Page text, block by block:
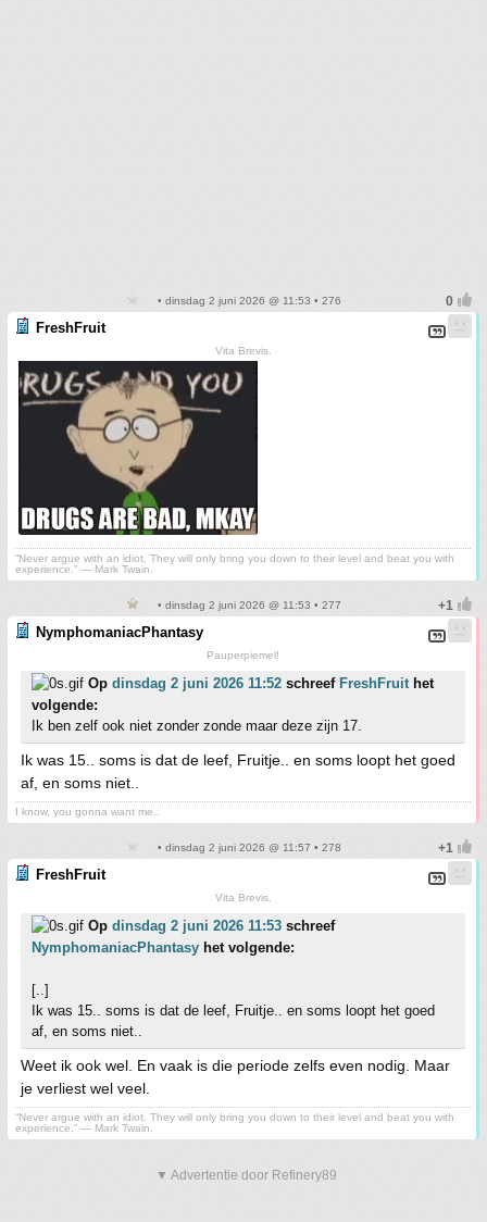
• dinsdag 2 juni 2026 @ 11:53 • 276
FreshFruit
Vita Brevis.
“Never argue with an idiot. They will only bring you down to their level and beat you with
experience.” ― Mark Twain.
• dinsdag 2 juni 2026 @ 11:53 • 277
NymphomaniacPhantasy
Pauperpiemel!
Op dinsdag 2 juni 2026 11:52 schreef FreshFruithet
volgende:
Ik ben zelf ook niet zonder zonde maar deze zijn 17.
Ik was 15.. soms is dat de leef, Fruitje.. en soms loopt het goed
af, en soms niet..
I know, you gonna want me..
• dinsdag 2 juni 2026 @ 11:57 • 278
FreshFruit
Vita Brevis.
Op dinsdag 2 juni 2026 11:53 schreef
NymphomaniacPhantasy het volgende:
[..]
Ik was 15.. soms is dat de leef, Fruitje.. en soms loopt het goed
af, en soms niet..
Weet ik ook wel. En vaak is die periode zelfs even nodig. Maar
je verliest wel veel.
“Never argue with an idiot. They will only bring you down to their level and beat you with
experience.” ― Mark Twain.
▼ Advertentie door Refinery89